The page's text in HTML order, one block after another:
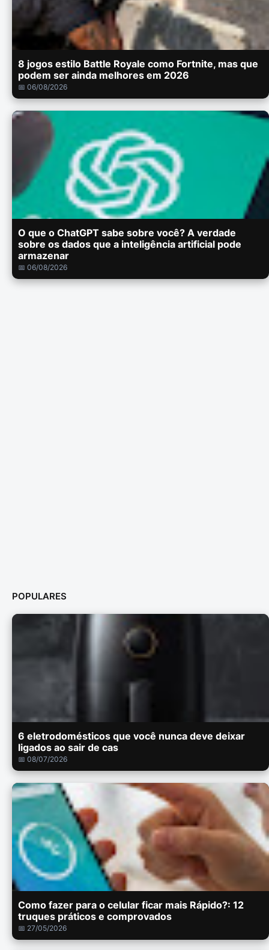
8 jogos estilo Battle Royale como Fortnite, mas que
podem ser ainda melhores em 2026
📅 06/08/2026
O que o ChatGPT sabe sobre você? A verdade
sobre os dados que a inteligência artificial pode
armazenar
📅 06/08/2026
POPULARES
6 eletrodomésticos que você nunca deve deixar
ligados ao sair de cas
📅 08/07/2026
Como fazer para o celular ficar mais Rápido?: 12
truques práticos e comprovados
📅 27/05/2026